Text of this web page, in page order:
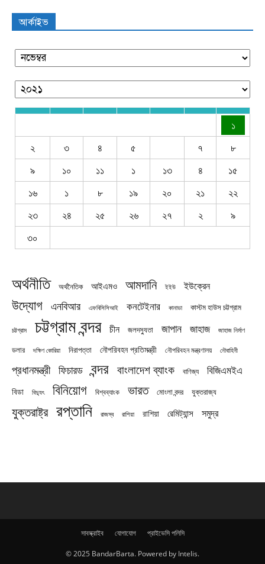
আর্কাইভ
১
২
৩ ৪ ৫ ৭
৮
৯
১০ ১১ ১ ১৩ ৪
১৫
১৬
১ ৮ ১৯ ২০ ২১
২২
২৩
২৪ ২৫ ২৬ ২৭ ২
৯
৩০
অর্থনীতি অর্থনৈতিক আইএমও আমদানি ইইউ ইউক্রেন
উদ্যোগ এনবিআর এফবিসিসিআই কনটেইনার কানাডা কাস্টম হাউস চট্টগ্রাম
চট্টগ্রাম চট্টগ্রাম বন্দর চীন জলদস্যুতা জাপান জাহাজ জাহাজ নির্মাণ
ডলার দক্ষিণ কোরিয়া নিরাপত্তা নৌপরিবহন প্রতিমন্ত্রী নৌপরিবহন মন্ত্রণালয় নৌবাহিনী
প্রধানমন্ত্রী ফিচারড বন্দর বাংলাদেশ ব্যাংক বাণিজ্য বিজিএমইএ
বিডা বিদ্যুৎ বিনিয়োগ বিশ্বব্যাংক ভারত মোংলা বন্দর যুক্তরাজ্য
যুক্তরাষ্ট্র রপ্তানি রাজস্ব রাশিয়া রাশিয়া রেমিট্যান্স সমুদ্র
সাবস্ক্রাইব যোগাযোগ প্রাইভেসি পলিসি
© 2025 BandarBarta. Powered by Intelis.